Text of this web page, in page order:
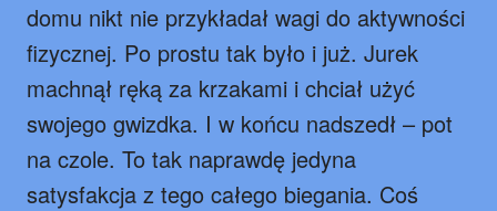
domu nikt nie przykładał wagi do aktywności
fizycznej. Po prostu tak było i już. Jurek
machnął ręką za krzakami i chciał użyć
swojego gwizdka. I w końcu nadszedł – pot
na czole. To tak naprawdę jedyna
satysfakcja z tego całego biegania. Coś